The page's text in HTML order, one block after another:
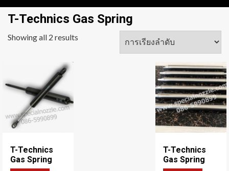
T-Technics Gas Spring
Showing all 2 results
T-Technics
Gas Spring
T-Technics
Gas Spring